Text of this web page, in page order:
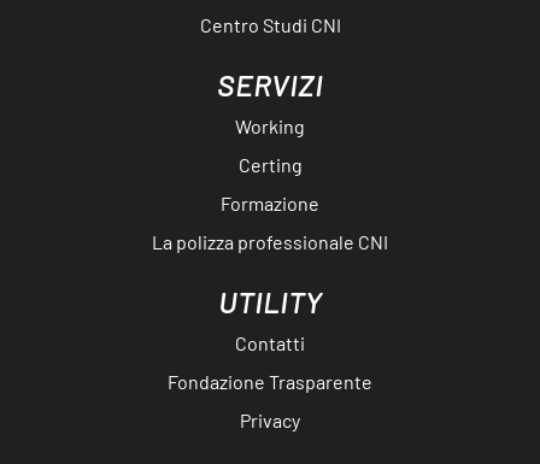
Centro Studi CNI
SERVIZI
Working
Certing
Formazione
La polizza professionale CNI
UTILITY
Contatti
Fondazione Trasparente
Privacy